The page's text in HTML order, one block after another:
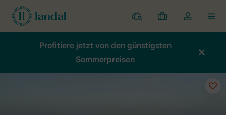
Ferienparks
Meine
Buchungen
Dropdown-
Menü
Kontos
Profitiere jetzt von den günstigsten
Sommerpreisen